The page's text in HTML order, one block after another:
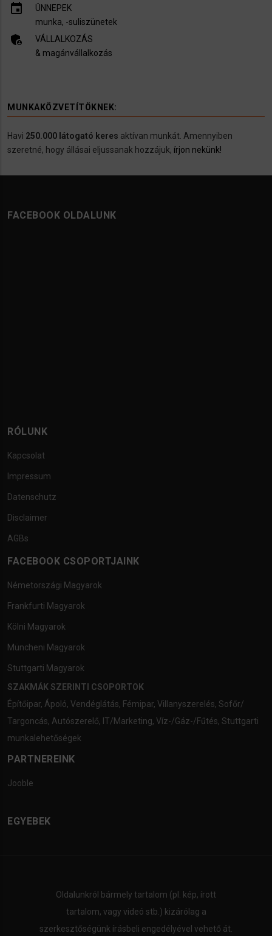
insert_invitation
ÜNNEPEK
munka, -suliszünetek
admin_panel_settings
VÁLLALKOZÁS
& magánvállalkozás
MUNKAKÖZVETÍTÖKNEK:
Havi 250.000 látogató keres aktívan munkát. Amennyiben
szeretné, hogy állásai eljussanak hozzájuk, írjon nekünk!
FACEBOOK OLDALUNK
RÓLUNK
Kapcsolat
Impressum
Datenschutz
Disclaimer
AGBs
FACEBOOK CSOPORTJAINK
Németországi Magyarok
Frankfurti Magyarok
Kölni Magyarok
Müncheni Magyarok
Stuttgarti Magyarok
SZAKMÁK SZERINTI CSOPORTOK
Építőipar, Ápoló, Vendéglátás, Fémipar, Villanyszerelés, Sofőr/
Targoncás, Autószerelő, IT/Marketing, Víz-/Gáz-/Fűtés, Stuttgarti
munkalehetőségek
PARTNEREINK
Jooble
EGYEBEK
Oldalunkról bármely tartalom (pl. kép, írott
tartalom, vagy videó stb.) kizárólag a
szerkesztőségünk írásbeli engedélyével vehető át.